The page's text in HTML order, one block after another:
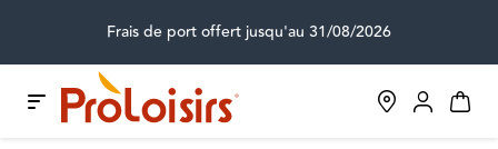
Frais de port offert jusqu'au 31/08/2026